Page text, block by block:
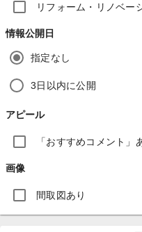
リフォーム・リノベー
情報公開日
指定なし
3日以内に公開
アピール
「おすすめコメント」
画像
間取図あり